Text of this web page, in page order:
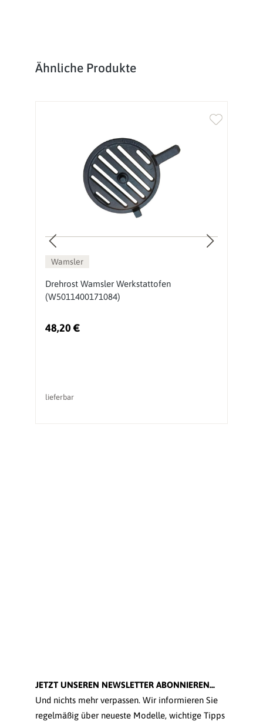
Produktgalerie überspringen
Ähnliche Produkte
Wamsler
Drehrost Wamsler Werkstattofen
(W5011400171084)
48,20 €
lieferbar
JETZT UNSEREN NEWSLETTER ABONNIEREN...
Und nichts mehr verpassen. Wir informieren Sie
regelmäßig über neueste Modelle, wichtige Tipps